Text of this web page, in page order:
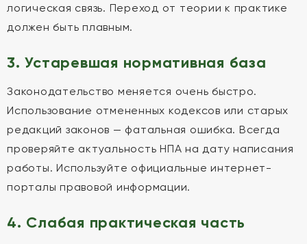
логическая связь. Переход от теории к практике
должен быть плавным.
3. Устаревшая нормативная база
Законодательство меняется очень быстро.
Использование отмененных кодексов или старых
редакций законов — фатальная ошибка. Всегда
проверяйте актуальность НПА на дату написания
работы. Используйте официальные интернет-
порталы правовой информации.
4. Слабая практическая часть